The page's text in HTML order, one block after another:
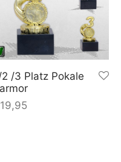
2 /3 Platz Pokale
19,95